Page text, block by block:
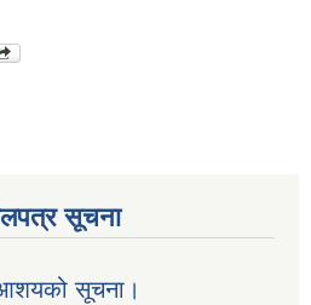
सूचना
सूचना।